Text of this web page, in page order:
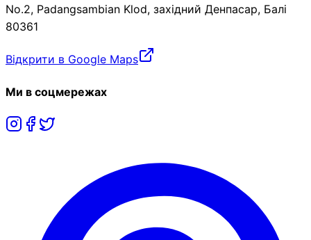
No.2, Padangsambian Klod, західний Денпасар, Балі
80361
Відкрити в Google Maps
Ми в соцмережах